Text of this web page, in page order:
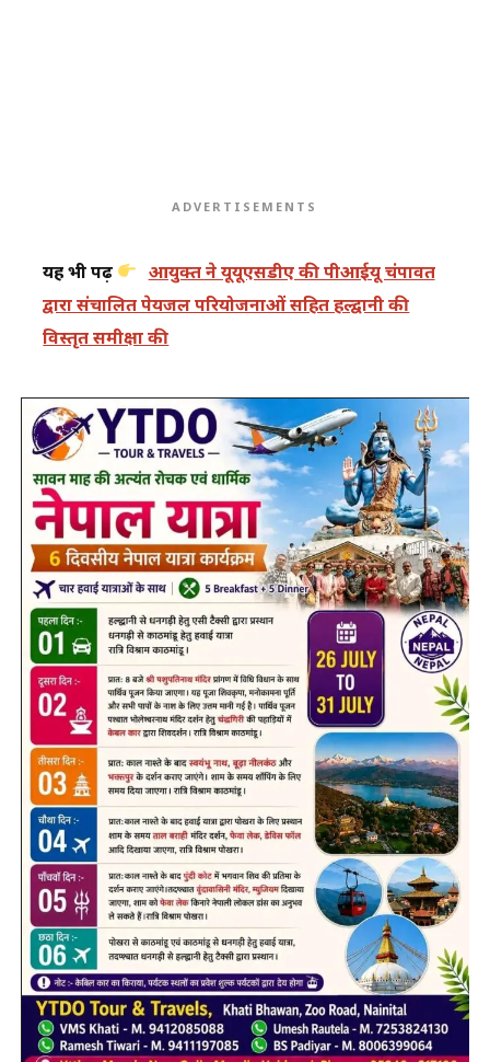
ADVERTISEMENTS
यह भी पढ़ें
आयुक्त ने यूयूएसडीए की पीआईयू चंपावत
द्वारा संचालित पेयजल परियोजनाओं सहित हल्द्वानी की
विस्तृत समीक्षा की